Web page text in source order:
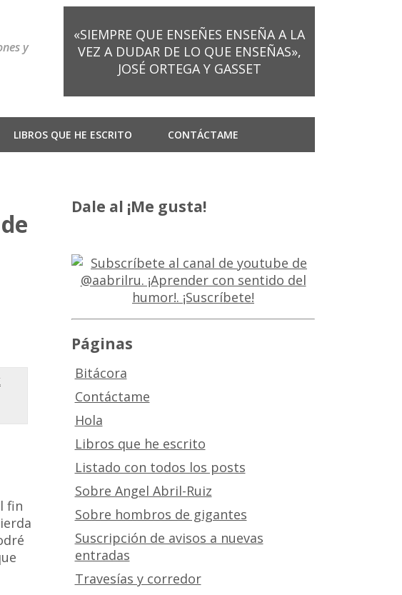
y
«SIEMPRE QUE ENSEÑES ENSEÑA A LA
VEZ A DUDAR DE LO QUE ENSEÑAS»,
JOSÉ ORTEGA Y GASSET
LIBROS QUE HE ESCRITO CONTÁCTAME
fin
Dale al ¡Me gusta!
Páginas
Bitácora
Contáctame
Hola
Libros que he escrito
Listado con todos los posts
Sobre Angel Abril-Ruiz
Sobre hombros de gigantes
Suscripción de avisos a nuevas
entradas
Travesías y corredor